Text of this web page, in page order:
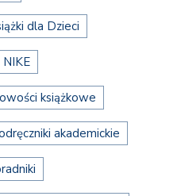
dla Dzieci
NIKE
książkowe
akademickie